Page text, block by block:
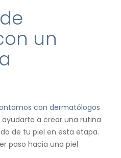
un
con dermatólogos
a crear una rutina
de tu piel en esta etapa.
paso hacia una piel